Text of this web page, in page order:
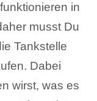
funktionieren in
musst Du
Tankstelle
Dabei
wirst, was es